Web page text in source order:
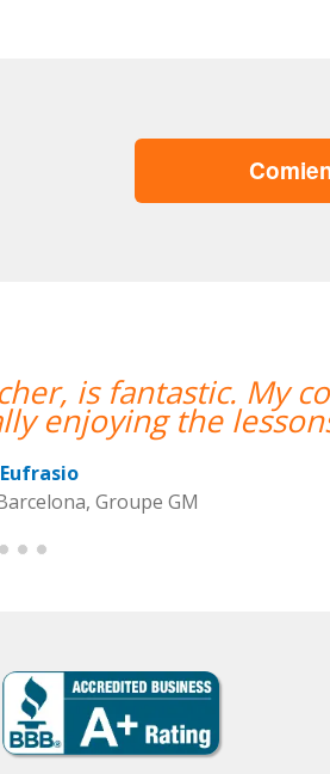
muy
clase muy
Simón
en Valencia